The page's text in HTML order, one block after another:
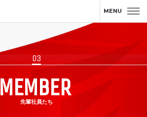
MENU
03
MEMBER
先輩社員たち